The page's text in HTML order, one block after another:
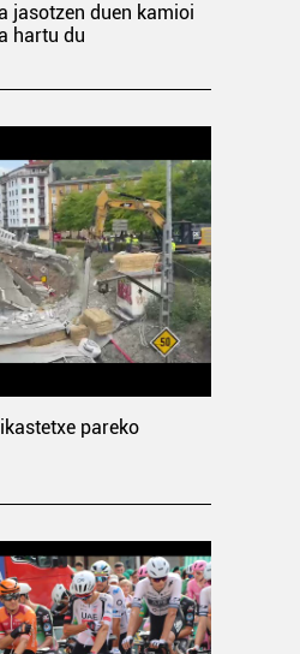
jasotzen duen kamioi
hartu du
pareko